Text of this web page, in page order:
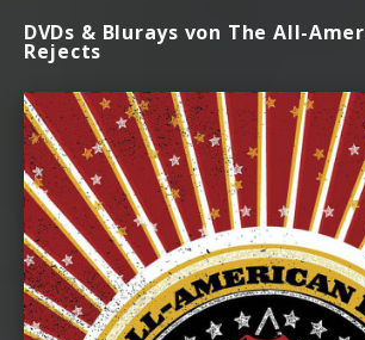
DVDs & Blurays von The All-
Rejects